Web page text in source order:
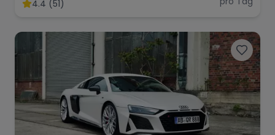
Range Rover Corvette
4.4 (51)